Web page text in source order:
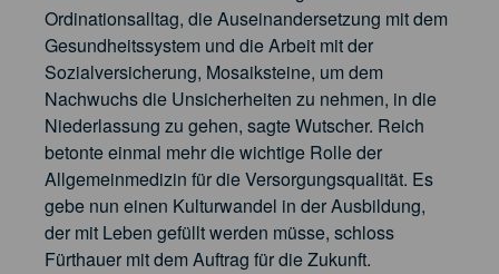
Ordinationsalltag, die Auseinandersetzung mit dem
Gesundheitssystem und die Arbeit mit der
Sozialversicherung, Mosaiksteine, um dem
Nachwuchs die Unsicherheiten zu nehmen, in die
Niederlassung zu gehen, sagte Wutscher. Reich
betonte einmal mehr die wichtige Rolle der
Allgemeinmedizin für die Versorgungsqualität. Es
gebe nun einen Kulturwandel in der Ausbildung,
der mit Leben gefüllt werden müsse, schloss
Fürthauer mit dem Auftrag für die Zukunft.